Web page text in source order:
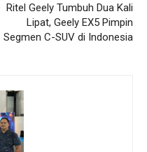
Ritel Geely Tumbuh Dua Kali
Lipat, Geely EX5 Pimpin
Segmen C-SUV di Indonesia